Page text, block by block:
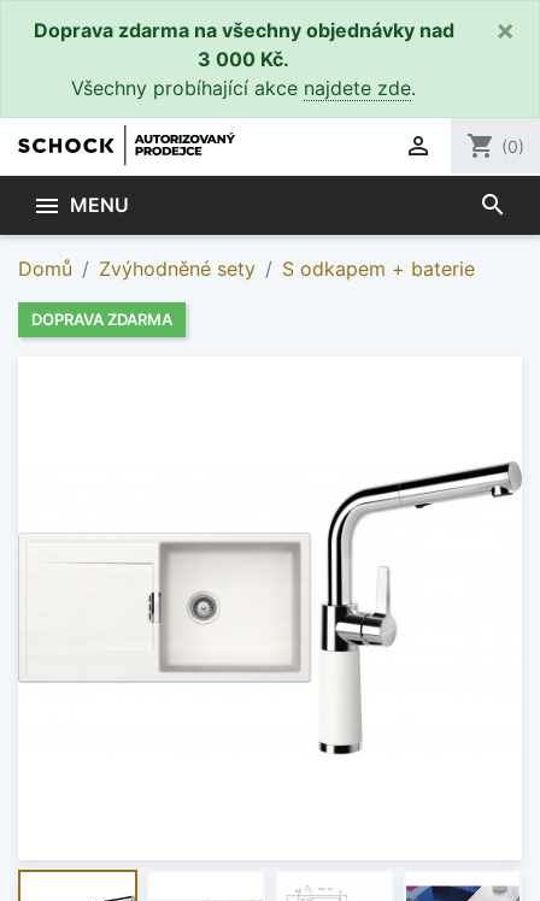
Doprava zdarma na všechny objednávky nad
3 000 Kč.
Všechny probíhající akce najdete zde.
×
 shopping_cart (0)
 MENU search
Domů Zvýhodněné sety S odkapem + baterie
DOPRAVA ZDARMA